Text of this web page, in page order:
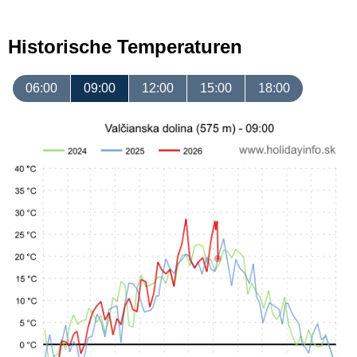
Historische Temperaturen
06:00 09:00 12:00 15:00 18:00